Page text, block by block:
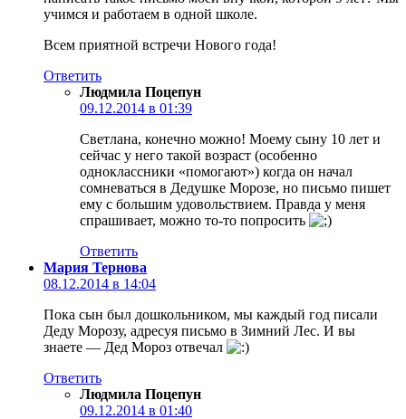
учимся и работаем в одной школе.
Всем приятной встречи Нового года!
Ответить
Людмила Поцепун
09.12.2014 в 01:39
Светлана, конечно можно! Моему сыну 10 лет и
сейчас у него такой возраст (особенно
одноклассники «помогают») когда он начал
сомневаться в Дедушке Морозе, но письмо пишет
ему с большим удовольствием. Правда у меня
спрашивает, можно то-то попросить
Ответить
Мария Тернова
08.12.2014 в 14:04
Пока сын был дошкольником, мы каждый год писали
Деду Морозу, адресуя письмо в Зимний Лес. И вы
знаете — Дед Мороз отвечал
Ответить
Людмила Поцепун
09.12.2014 в 01:40